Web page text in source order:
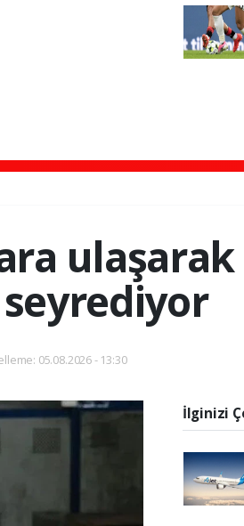
05.08.2026 - 13:30
İlginizi